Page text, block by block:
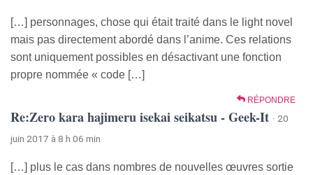
[…] personnages, chose qui était traité dans le light novel
mais pas directement abordé dans l’anime. Ces relations
sont uniquement possibles en désactivant une fonction
propre nommée « code […]
RÉPONDRE
Re:Zero kara hajimeru isekai seikatsu - Geek-It · 20
juin 2017 à 8 h 06 min
[…] plus le cas dans nombres de nouvelles œuvres sortie